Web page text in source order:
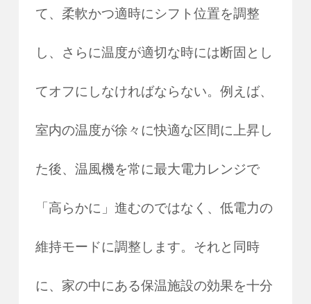
て、柔軟かつ適時にシフト位置を調整
し、さらに温度が適切な時には断固とし
てオフにしなければならない。例えば、
室内の温度が徐々に快適な区間に上昇し
た後、温風機を常に最大電力レンジで
「高らかに」進むのではなく、低電力の
維持モードに調整します。それと同時
に、家の中にある保温施設の効果を十分